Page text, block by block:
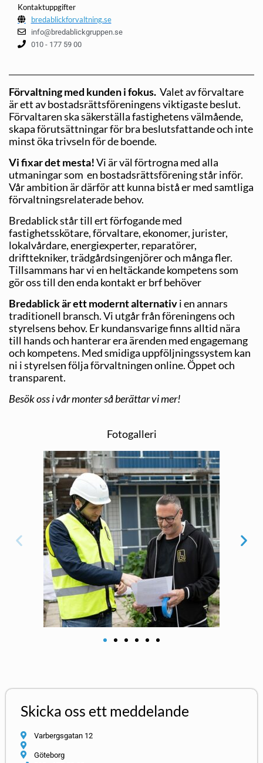
Kontaktuppgifter
bredablickforvaltning.se
info@bredablickgruppen.se
010 - 177 59 00
Förvaltning med kunden i fokus. Valet av förvaltare
är ett av bostadsrättsföreningens viktigaste beslut.
Förvaltaren ska säkerställa fastighetens välmående,
skapa förutsättningar för bra beslutsfattande och inte
minst öka trivseln för de boende.
Vi fixar det mesta!Vi är väl förtrogna med alla
utmaningar som en bostadsrättsförening står inför.
Vår ambition är därför att kunna bistå er med samtliga
förvaltningsrelaterade behov.
Bredablick står till ert förfogande med
fastighetsskötare, förvaltare, ekonomer, jurister,
lokalvårdare, energiexperter, reparatörer,
drifttekniker, trädgårdsingenjörer och många fler.
Tillsammans har vi en heltäckande kompetens som
gör oss till den enda kontakt er brf behöver
Bredablick är ett modernt alternativi en annars
traditionell bransch. Vi utgår från föreningens och
styrelsens behov. Er kundansvarige finns alltid nära
till hands och hanterar era ärenden med engagemang
och kompetens. Med smidiga uppföljningssystem kan
ni i styrelsen följa förvaltningen online. Öppet och
transparent.
Besök oss i vår monter så berättar vi mer!
Fotogalleri
Skicka oss ett meddelande
Varbergsgatan 12
Göteborg